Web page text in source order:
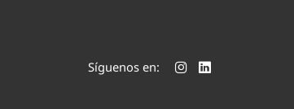
Síguenos en: